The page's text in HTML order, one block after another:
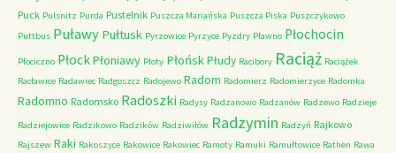
Puck Pulsnitz Purda Pustelnik Puszcza Mariańska Puszcza Piska Puszczykowo
Puttbus Puławy Pułtusk Pyrzowice Pyrzyce Pyzdry Pławno Płochocin
Płociczno PłockPłoniawy Płoty PłońskPłudy Racibory Raciąż Raciążek
Racławice Radawiec Radgoszcz Radojewo Radom Radomierz Radomierzyce Radomka
Radomno Radomsko Radoszki Radysy Radzanowo Radzanów Radzewo Radzieje
Radziejowice Radzikowo Radzików Radziwiłów Radzymin Radzyń Rajkowo
Rajszew Raki Rakoszyce Rakowice Rakowiec Ramoty Ramuki Ramułtowice Rathen Rawa